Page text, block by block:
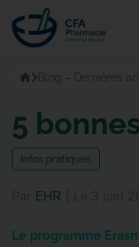
au
contenu
Accueil
Blog – Dernières
5
infos pratiques
EHR
Le programme